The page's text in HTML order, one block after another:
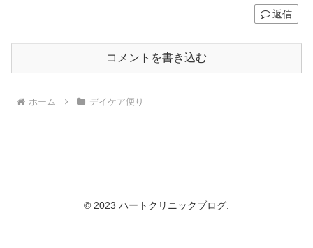
返信
コメントを書き込む
ホーム デイケア便り
© 2023 ハートクリニックブログ.